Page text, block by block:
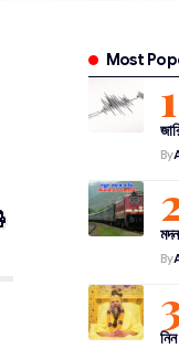
Most
By
By
নিন